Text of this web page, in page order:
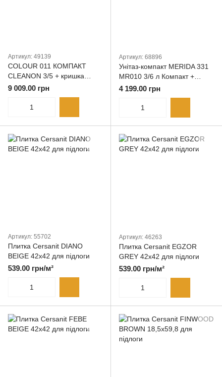
Артикул: 49139
COLOUR 011 КОМПАКТ
CLEANON 3/5 + кришка
дюропласт
9 009.00 грн
Артикул: 68896
Унітаз-компакт MERIDA 331
MR010 3/6 л Компакт +
кришка поліпр. Soft Close
4 199.00 грн
Артикул: 55702
Плитка Cersanit DIANO
BEIGE 42x42 для підлоги
539.00 грн/м²
Артикул: 46263
Плитка Cersanit EGZOR
GREY 42x42 для підлоги
539.00 грн/м²